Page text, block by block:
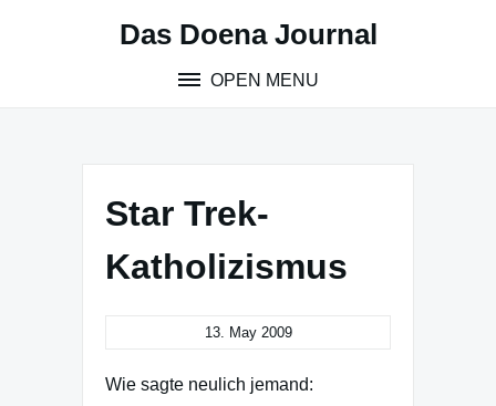
Das Doena Journal
OPEN MENU
Star Trek-
Katholizismus
13. May 2009
Wie sagte neulich jemand: